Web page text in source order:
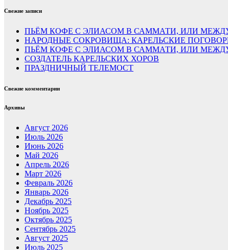
Свежие записи
ПЬЁМ КОФЕ С ЭЛИАСОМ В САММАТИ, ИЛИ
НАРОДНЫЕ СОКРОВИЩА: КАРЕЛЬСКИЕ
ПЬЁМ КОФЕ С ЭЛИАСОМ В САММАТИ, ИЛИ
СОЗДАТЕЛЬ КАРЕЛЬСКИХ ХОРОВ
ПРАЗДНИЧНЫЙ ТЕЛЕМОСТ
Свежие комментарии
Архивы
Август 2026
Июль 2026
Июнь 2026
Май 2026
Апрель 2026
Март 2026
Февраль 2026
Январь 2026
Декабрь 2025
Ноябрь 2025
Октябрь 2025
Сентябрь 2025
Август 2025
Июль 2025